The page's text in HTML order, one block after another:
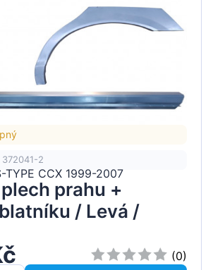
2
TYPE CCX 1999-2007
prahu +
/ Levá /
(0)